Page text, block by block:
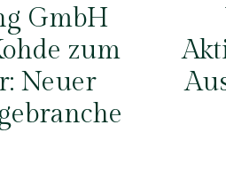
GmbH
zum
Neuer